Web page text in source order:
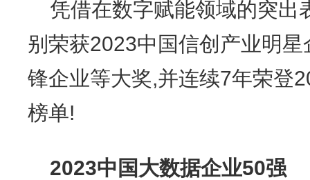
凭借在数字赋能领域的突出
别荣获2023中国信创产业明
锋企业等大奖,并连续7年荣登
榜单!
2023中国大数据企业50强